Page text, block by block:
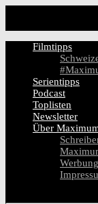
Filmtipps
Serientipps
Podcast
Toplisten
Newsletter
Über